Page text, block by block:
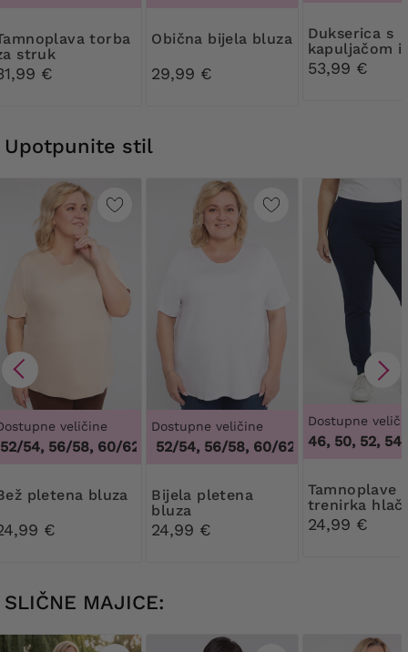
struk
€
Obična bijela bluza
29,99 €
dukserica s
kapuljačom i
džepovima
53,99 €
Upotpunite stil
veličine
54, 56/58, 60/62, 48/50, 52/54, 56/58, 60/62
Bež pletena bluza
€
Dostupne veličine
48/50, 52/54, 56/58, 60/62, 48/50, 52/54,
Bijela pletena
bluza
24,99 €
Dostupne
46, 50, 52,
Tamnoplave
trenirka
vezicom
24,99 €
SLIČNE MAJICE: